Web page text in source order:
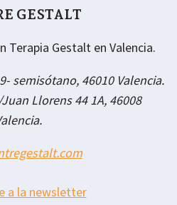
GESTALT
Terapia Gestalt en Valencia.
semisótano, 46010 Valencia.
Llorens 44 1A, 46008
a la newsletter